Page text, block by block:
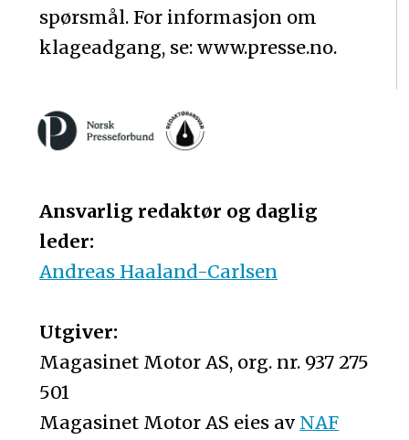
spørsmål. For informasjon om
klageadgang, se: www.presse.no.
Ansvarlig redaktør og daglig
leder:
Andreas Haaland-Carlsen
Utgiver:
Magasinet Motor AS, org. nr. 937 275
501
Magasinet Motor AS eies av NAF